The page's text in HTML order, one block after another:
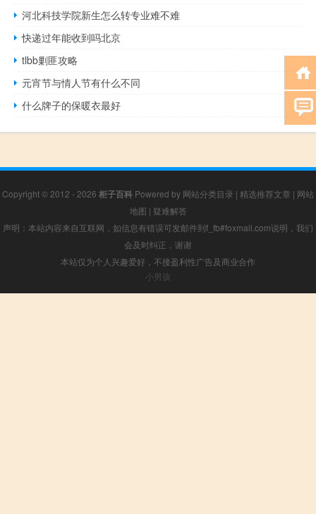
河北科技学院新生怎么转专业难不难
快递过年能收到吗北京
tlbb剿匪攻略
元宵节与情人节有什么不同
什么牌子的保暖衣最好
Copyright © 2012 - 2026 柜子百科 Powered by 网站分类目录 | 精选推荐文章 | 网站
地图 | 疑难解答
声明：本站内容来自互联网，如信息有错误可发邮件到f_fb#foxmail.com说明，我们
会及时纠正，谢谢
本站仅为个人兴趣爱好，不接盈利性广告及商业合作
小男孩